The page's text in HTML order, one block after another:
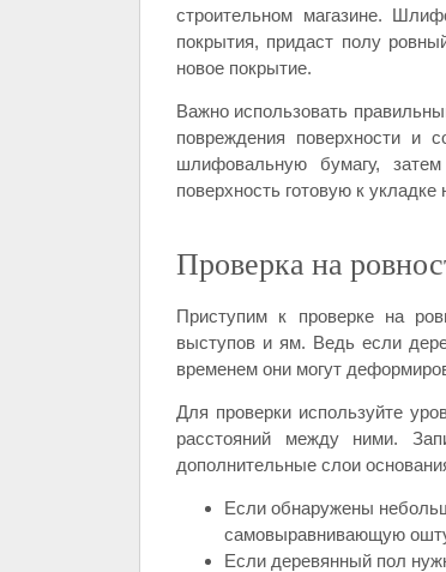
строительном магазине.
покрытия, придаст полу
новое покрытие.
Важно использовать
повреждения поверхности и
шлифовальную бумагу,
поверхность готовую к укладке
Проверка на
Приступим к проверке на
выступов и ям. Ведь если
временем они могут
Для проверки используйте
расстояний между ними.
дополнительные слои
Если обнаружены
самовыравнивающую
Если деревянный пол